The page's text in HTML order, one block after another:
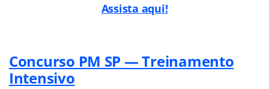
Assista aqui!
Concurso PM SP — Treinamento
Intensivo